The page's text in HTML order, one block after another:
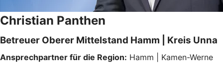
Christian Panthen
Betreuer Oberer Mittelstand Hamm | Kreis Unna
Ansprechpartner für die Region: Hamm | Kamen-Werne